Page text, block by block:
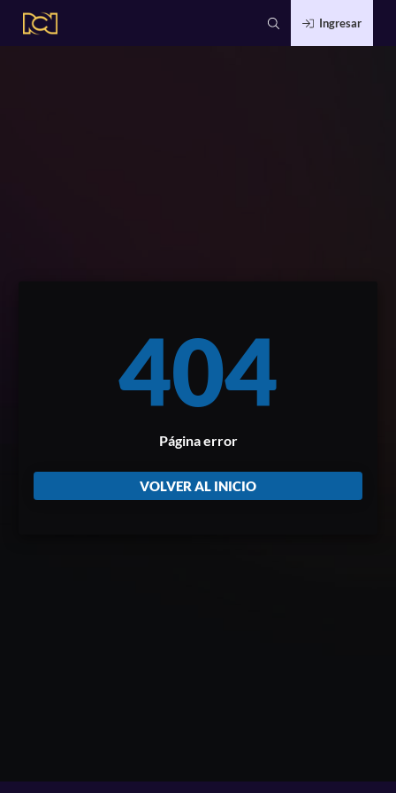
Ingresar
404
Página error
VOLVER AL INICIO